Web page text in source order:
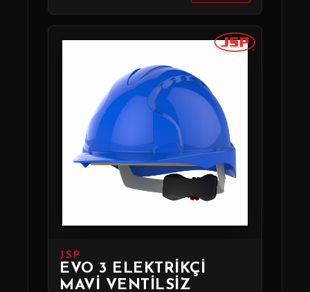
JSP
EVO 3 ELEKTRIKÇI
MAVI VENTILSIZ